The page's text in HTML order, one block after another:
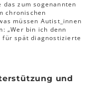
das zum sogenannten
chronischen
müssen Autist_innen
„Wer bin ich denn
für spät diagnostizierte
und